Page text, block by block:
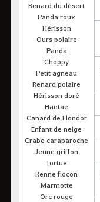
Renard du désert
Panda roux
Hérisson
Ours polaire
Panda
Choppy
Petit agneau
Renard polaire
Hérisson doré
Haetae
Canard de Flondor
Enfant de neige
Crabe caraparoche
Jeune griffon
Tortue
Renne flocon
Marmotte
Orc rouge